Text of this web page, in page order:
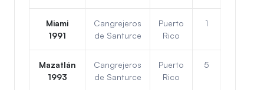
Miami
1991
Cangrejeros
de Santurce
Puerto
Rico
1
Mazatlán
1993
Cangrejeros
de Santurce
Puerto
Rico
5